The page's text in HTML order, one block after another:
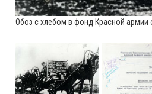
Обоз с хлебом в фонд Красной армии